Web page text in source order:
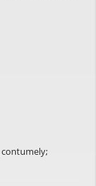
contumely;